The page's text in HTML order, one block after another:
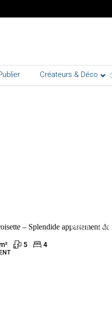
Créateurs & Déco
VENTE
– Splendide appartement de
5 4